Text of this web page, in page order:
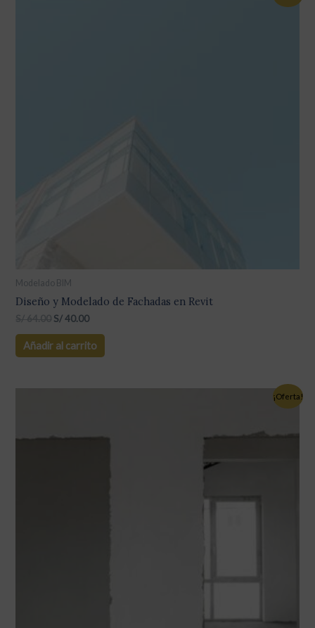
Modelado BIM
Diseño y Modelado de Fachadas en Revit
S/40.00
Añadir al carrito
¡Oferta!